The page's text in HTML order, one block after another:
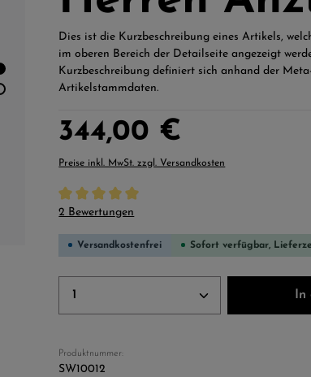
Dies ist die Kurzbeschreibung eines Artikels,
im oberen Bereich der Detailseite angezeigt
Kurzbeschreibung definiert sich anhand der
Artikelstammdaten.
Regulärer Preis:
344,00 €
Preise inkl. MwSt. zzgl. Versandkosten
Durchschnittliche Bewertung von 5 von 5 Sternen
2 Bewertungen
Versandkostenfrei Sofort verfügbar,
Produkt Anzahl: Gib den
Produktnummer:
SW10012